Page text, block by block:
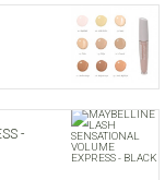
-